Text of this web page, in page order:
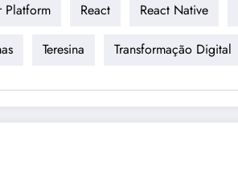
Platform React React Native
Teresina Transformação Digital